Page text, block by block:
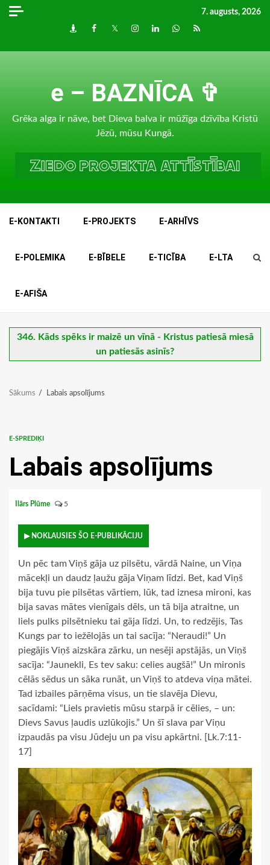
Skip
7. augusts, 2026
DraugiemFacebook
TwitterInstagram
LinkedInwhatsapp
RSS
e – BAZNĪCA ✞
Grēka alga ir nāve, bet Dieva balva ir mūžīga dzīvība Kristū
Jēzū, mūsu Kungā.
E-KONTAKTI E-PROJEKTS E-ARHĪVS
E-POLEMIKA E-BĪBELE E-TICĪBA E-LTA
E-AFIŠA
346. Kāds spēks ir maizē un vīnā - Kristus patiesā miesā
un patiesās asinīs?
Sākums Labais apsolījums
E-SPREDIĶI
Labais apsolījums
Ilārs Plūme 5
▶ NOKLAUSIES ŠO E-PUBLIKĀCIJU
Un pēc tam Viņš gāja uz pilsētu, vārdā Naine, un Viņa
mācekļi un daudz ļaužu gāja Viņam līdzi. Bet, kad Viņš
bija tuvu pie pilsētas vārtiem, lūk, tad iznesa mironi, kas
bija savas mātes vienīgais dēls, un tā bija atraitne, un
liels pulks pilsētnieku tai gāja līdzi. Un, to redzējis, Tas
Kungs par to iežēlojās un tai sacīja: “Neraudi!” Un
piegājis Viņš aizskāra zārku, un nesēji apstājās, un Viņš
sacīja: “Jaunekli, Es tev saku: celies augšā!” Un mironis
cēlās sēdus un sāka runāt, un Viņš to atdeva viņa mātei.
Tad izbailes pārņēma visus, un tie slavēja Dievu,
sacīdami: “Liels pravietis mūsu starpā ir cēlies, – un:
Dievs Savus ļaudis uzlūkojis.” Un šī slava par Viņu
izpaudās pa visu Jūdeju un pa visu apkārtni. [Lk.7:11-
17]